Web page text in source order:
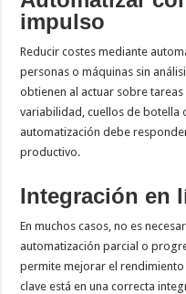
impulso
Reducir costes mediante
personas o máquinas sin
obtienen al actuar sobre
variabilidad, cuellos de botella
automatización debe
productivo.
Integración en
En muchos casos, no es
automatización parcial o
permite mejorar el rendimiento
clave está en una correcta